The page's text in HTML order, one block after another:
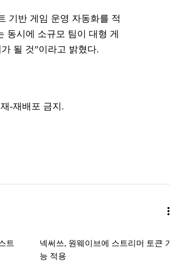
기반 게임 운영 자동화를 적
동시에 소규모 팀이 대형 게
될 것”이라고 밝혔다.
-재배포 금지.
more_vert
트
넥써쓰, 원웨이브에 스트리머 토큰 기
능 적용